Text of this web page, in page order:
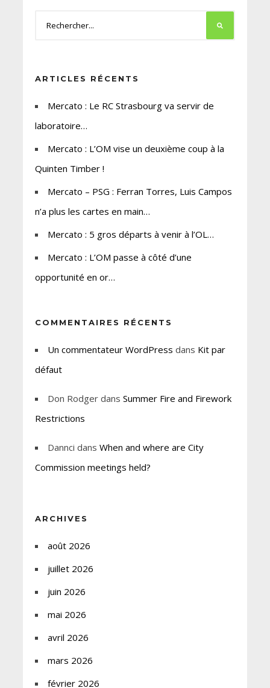
ARTICLES RÉCENTS
Mercato : Le RC Strasbourg va servir de
laboratoire…
Mercato : L’OM vise un deuxième coup à la
Quinten Timber !
Mercato – PSG : Ferran Torres, Luis Campos
n’a plus les cartes en main…
Mercato : 5 gros départs à venir à l’OL…
Mercato : L’OM passe à côté d’une
opportunité en or…
COMMENTAIRES RÉCENTS
Un commentateur WordPress dans Kit par
défaut
Don Rodgerdans Summer Fire and Firework
Restrictions
Dannci dans When and where are City
Commission meetings held?
ARCHIVES
août 2026
juillet 2026
juin 2026
mai 2026
avril 2026
mars 2026
février 2026